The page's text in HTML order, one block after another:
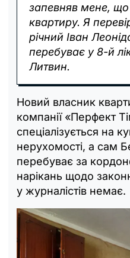
запевняв мене, що
квартиру. Я
річний Іван
перебуває у 8-й
Литвин.
Новий власник
компанії «Перфект
спеціалізується на
нерухомості, а сам
перебуває за
нарікань щодо
у журналістів немає.